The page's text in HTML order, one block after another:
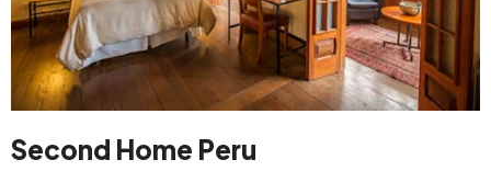
Second Home Peru